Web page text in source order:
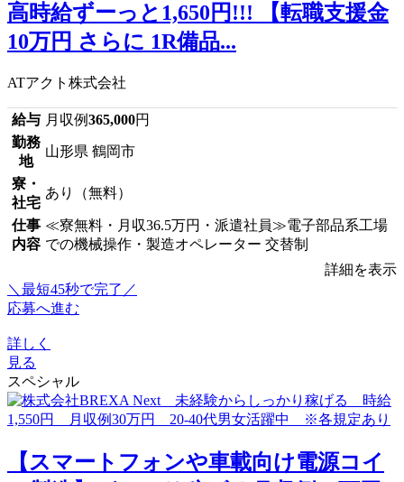
高時給ずーっと1,650円!!! 【転職支援金
10万円 さらに 1R備品...
ATアクト株式会社
給与 月収例365,000円
勤務
地
山形県 鶴岡市
寮・
社宅
あり（無料）
仕事
内容
≪寮無料・月収36.5万円・派遣社員≫電子部品系工場
での機械操作・製造オペレーター 交替制
詳細を表示
＼最短45秒で完了／
応募へ進む
詳しく
見る
スペシャル
【スマートフォンや車載向け電源コイ